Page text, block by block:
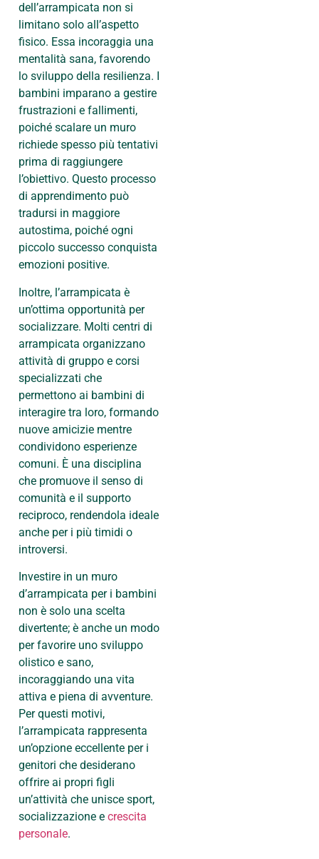
dell’arrampicata non si
limitano solo all’aspetto
fisico. Essa incoraggia una
mentalità sana, favorendo
lo sviluppo della resilienza. I
bambini imparano a gestire
frustrazioni e fallimenti,
poiché scalare un muro
richiede spesso più tentativi
prima di raggiungere
l’obiettivo. Questo processo
di apprendimento può
tradursi in maggiore
autostima, poiché ogni
piccolo successo conquista
emozioni positive.
Inoltre, l’arrampicata è
un’ottima opportunità per
socializzare. Molti centri di
arrampicata organizzano
attività di gruppo e corsi
specializzati che
permettono ai bambini di
interagire tra loro, formando
nuove amicizie mentre
condividono esperienze
comuni. È una disciplina
che promuove il senso di
comunità e il supporto
reciproco, rendendola ideale
anche per i più timidi o
introversi.
Investire in un muro
d’arrampicata per i bambini
non è solo una scelta
divertente; è anche un modo
per favorire uno sviluppo
olistico e sano,
incoraggiando una vita
attiva e piena di avventure.
Per questi motivi,
l’arrampicata rappresenta
un’opzione eccellente per i
genitori che desiderano
offrire ai propri figli
un’attività che unisce sport,
socializzazione e crescita
personale.